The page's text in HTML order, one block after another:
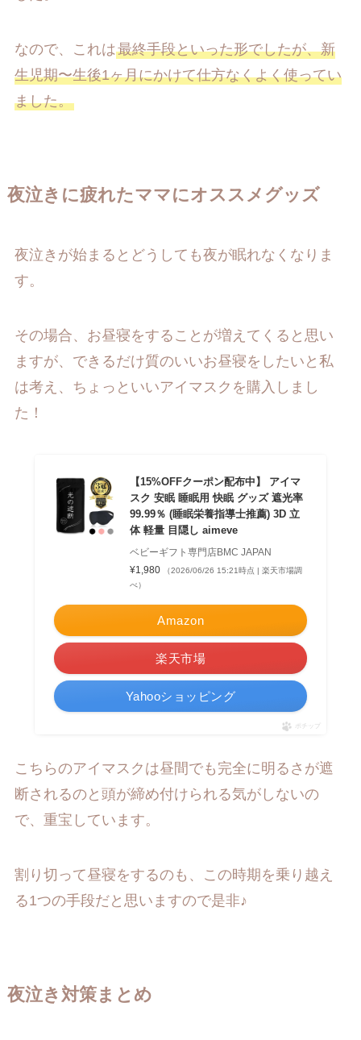
なので、これは最終手段といった形でしたが、新
生児期〜生後1ヶ月にかけて仕方なくよく使ってい
ました。
夜泣きに疲れたママにオススメグッズ
夜泣きが始まるとどうしても夜が眠れなくなりま
す。
その場合、お昼寝をすることが増えてくると思い
ますが、できるだけ質のいいお昼寝をしたいと私
は考え、ちょっといいアイマスクを購入しまし
た！
【15%OFFクーポン配布中】 アイマ
スク 安眠 睡眠用 快眠 グッズ 遮光率
99.99％ (睡眠栄養指導士推薦) 3D 立
体 軽量 目隠し aimeve
ベビーギフト専門店BMC JAPAN
¥1,980
（2026/06/26 15:21時点 | 楽天市場調
べ）
Amazon
楽天市場
Yahooショッピング
ポチップ
こちらのアイマスクは昼間でも完全に明るさが遮
断されるのと頭が締め付けられる気がしないの
で、重宝しています。
割り切って昼寝をするのも、この時期を乗り越え
る1つの手段だと思いますので是非♪
夜泣き対策まとめ